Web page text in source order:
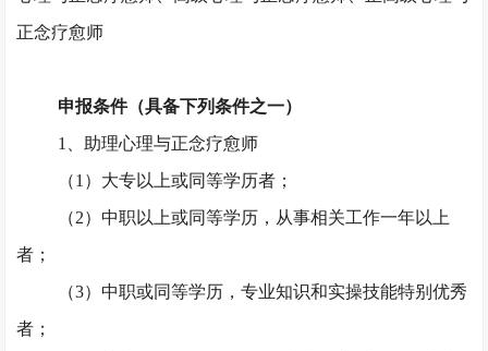
正念疗愈师
申报条件（具备下列条件之一）
1、助理心理与正念疗愈师
（1）大专以上或同等学历者；
（2）中职以上或同等学历，从事相关工作一年以上
者；
（3）中职或同等学历，专业知识和实操技能特别优秀
者；